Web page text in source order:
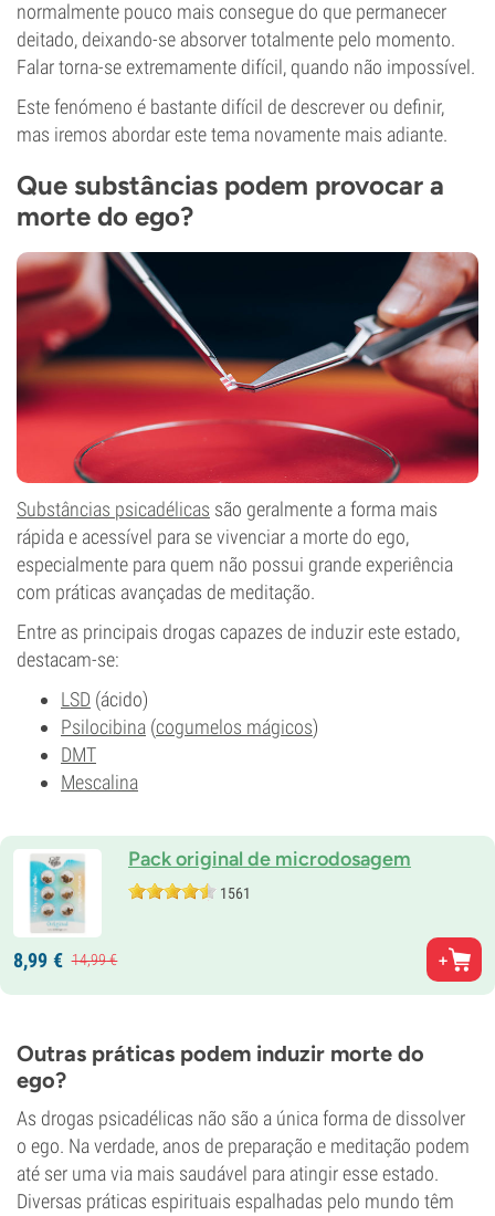
normalmente pouco mais consegue do que permanecer
deitado, deixando-se absorver totalmente pelo momento.
Falar torna-se extremamente difícil, quando não impossível.
Este fenómeno é bastante difícil de descrever ou definir,
mas iremos abordar este tema novamente mais adiante.
Que substâncias podem provocar a
morte do ego?
Substâncias psicadélicas são geralmente a forma mais
rápida e acessível para se vivenciar a morte do ego,
especialmente para quem não possui grande experiência
com práticas avançadas de meditação.
Entre as principais drogas capazes de induzir este estado,
destacam-se:
LSD (ácido)
Psilocibina (cogumelos mágicos)
DMT
Mescalina
Pack original de microdosagem
1561
8,99 € 14,99€
Outras práticas podem induzir morte do
ego?
As drogas psicadélicas não são a única forma de dissolver
o ego. Na verdade, anos de preparação e meditação podem
até ser uma via mais saudável para atingir esse estado.
Diversas práticas espirituais espalhadas pelo mundo têm